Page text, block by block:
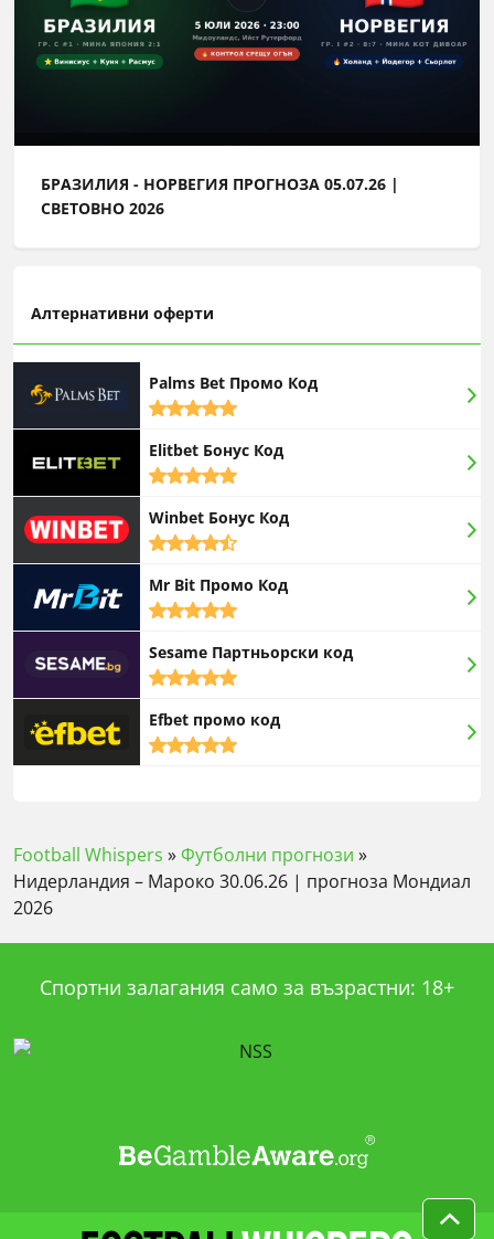
БРАЗИЛИЯ - НОРВЕГИЯ ПРОГНОЗА 05.07.26 |
СВЕТОВНО 2026
Алтернативни оферти
Palms Bet Промо Код
5,0
Elitbet Бонус Код
5,0
Winbet Бонус Код
4,5
Mr Bit Промо Код
5,0
Sesame Партньорски код
5,0
Efbet промо код
5,0
Football Whispers »Футболни прогнози »
Нидерландия – Мароко 30.06.26 | прогноза Мондиал
2026
Спортни залагания само за възрастни: 18+